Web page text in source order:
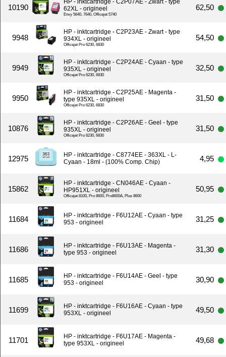
10190
62XL - origineel
Envy 5640, 7640, Officejet 5740
62,50
9948
HP - inktcartridge - C2P23AE - Zwart - type
934XL - origineel
Officejet Pro 6230, 6830
54,50
9949
HP - inktcartridge - C2P24AE - Cyaan - type
935XL - origineel
Officejet Pro 6230, 6830
32,50
9950
HP - inktcartridge - C2P25AE - Magenta -
type 935XL - origineel
Officejet Pro 6230, 6830
31,50
10876
HP - inktcartridge - C2P26AE - Geel - type
935XL - origineel
Officejet Pro 6230, 6830
31,50
12975
HP - inktcartridge - C8774EE - 363XL - L-
Cyaan - 18ml - (100% Comp. Chip)
4,95
15862
HP - inktcartridge - CN046AE - Cyaan -
HP951XL - origineel
Officejet 8100, Pro 8600, Pro8600A, Plus 8600
50,95
11684
HP - inktcartridge - F6U12AE - Cyaan - type
953 - origineel
31,25
11686
HP - inktcartridge - F6U13AE - Magenta -
type 953 - origineel
31,30
11685
HP - inktcartridge - F6U14AE - Geel - type
953 - origineel
30,90
11699
HP - inktcartridge - F6U16AE - Cyaan - type
953XL - origineel
49,50
11701
HP - inktcartridge - F6U17AE - Magenta -
type 953XL - origineel
49,68